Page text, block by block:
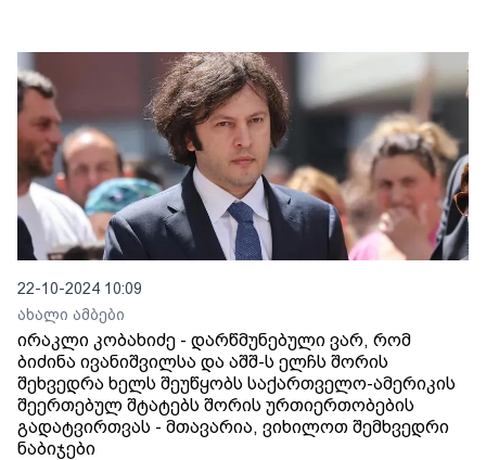
22-10-2024 10:09
ახალი ამბები
ირაკლი კობახიძე - დარწმუნებული ვარ, რომ
ბიძინა ივანიშვილსა და აშშ-ს ელჩს შორის
შეხვედრა ხელს შეუწყობს საქართველო-ამერიკის
შეერთებულ შტატებს შორის ურთიერთობების
გადატვირთვას - მთავარია, ვიხილოთ შემხვედრი
ნაბიჯები